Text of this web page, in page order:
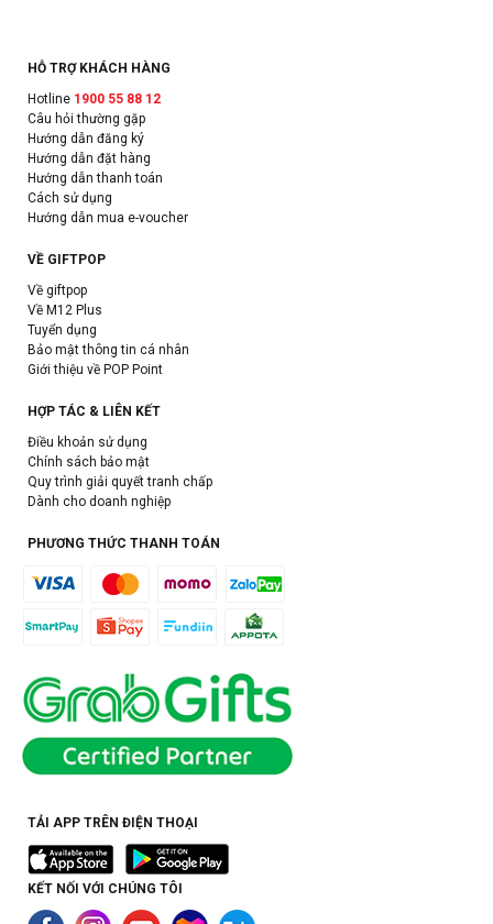
HỖ TRỢ KHÁCH HÀNG
Hotline 1900 55 88 12
Câu hỏi thường gặp
Hướng dẫn đăng ký
Hướng dẫn đặt hàng
Hướng dẫn thanh toán
Cách sử dụng
Hướng dẫn mua e-voucher
VỀ GIFTPOP
Về giftpop
Về M12 Plus
Tuyển dụng
Bảo mật thông tin cá nhân
Giới thiệu về POP Point
HỢP TÁC & LIÊN KẾT
Điều khoản sử dụng
Chính sách bảo mật
Quy trình giải quyết tranh chấp
Dành cho doanh nghiệp
PHƯƠNG THỨC THANH TOÁN
TẢI APP TRÊN ĐIỆN THOẠI
KẾT NỐI VỚI CHÚNG TÔI